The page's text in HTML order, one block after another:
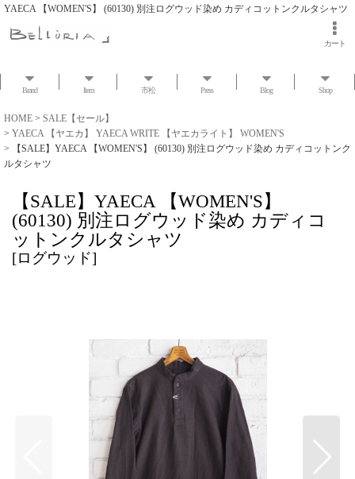
YAECA 【WOMEN'S】 (60130) 別注ログウッド染め カディコットンクルタシャツ
カート
Brand Item 市松 Press Blog Shop
HOME > SALE【セール】
> YAECA 【ヤエカ】 YAECA WRITE 【ヤエカライト】 WOMEN'S
>
【SALE】YAECA 【WOMEN'S】 (60130) 別注ログウッド染め カディコットンク
ルタシャツ
【SALE】YAECA 【WOMEN'S】
(60130) 別注ログウッド染め カディコ
ットンクルタシャツ
[ログウッド]